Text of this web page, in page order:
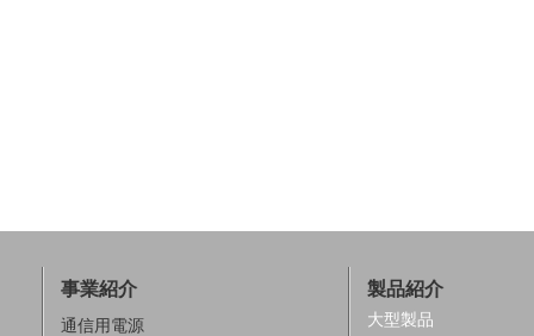
事業紹介
通信用電源
製品紹介
大型製品